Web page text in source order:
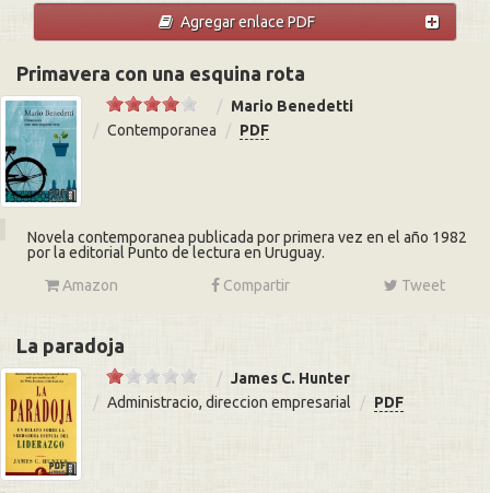
Agregar enlace PDF
Primavera con una esquina rota
Mario Benedetti
Contemporanea
PDF
Novela contemporanea publicada por primera vez en el año 1982
por la editorial Punto de lectura en Uruguay.
Amazon
Compartir Tweet
La paradoja
James C. Hunter
Administracio, direccion empresarial
PDF